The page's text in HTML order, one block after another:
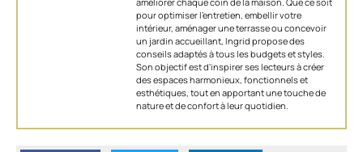
pour optimiser l’entretien, embellir votre
intérieur, aménager une terrasse ou concevoir
un jardin accueillant, Ingrid propose des
conseils adaptés à tous les budgets et styles.
Son objectif est d'inspirer ses lecteurs à créer
des espaces harmonieux, fonctionnels et
esthétiques, tout en apportant une touche de
nature et de confort à leur quotidien.